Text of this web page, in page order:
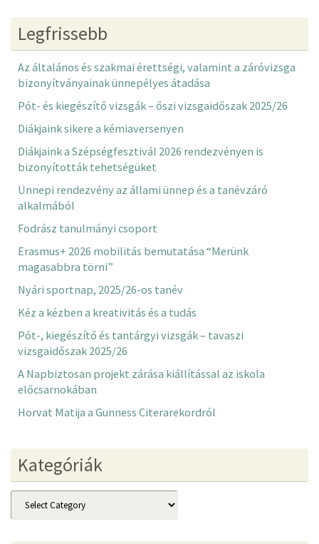
Legfrissebb
Az általános és szakmai érettségi, valamint a záróvizsga
bizonyítványainak ünnepélyes átadása
Pót- és kiegészítő vizsgák – őszi vizsgaidőszak 2025/26
Diákjaink sikere a kémiaversenyen
Diákjaink a Szépségfesztivál 2026 rendezvényen is
bizonyították tehetségüket
Ünnepi rendezvény az állami ünnep és a tanévzáró
alkalmából
Fodrász tanulmányi csoport
Erasmus+ 2026 mobilitás bemutatása “Merünk
magasabbra törni”
Nyári sportnap, 2025/26-os tanév
Kéz a kézben a kreativitás és a tudás
Pót-, kiegészítő és tantárgyi vizsgák – tavaszi
vizsgaidőszak 2025/26
A Napbiztosan projekt zárása kiállítással az iskola
előcsarnokában
Horvat Matija a Gunness Citerarekordról
Kategóriák
Kategóriák